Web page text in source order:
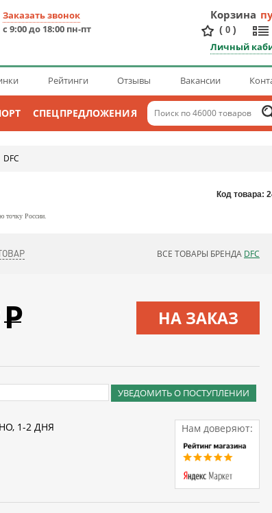
Заказать звонок
с 9:00 до 18:00 пн-пт
Корзина
( 0 )
Личный
Рейтинги Отзывы Вакансии
СПЕЦПРЕДЛОЖЕНИЯ
DFC
Код товара:
точку России.
К СРАВНЕНИЮ ОБНОВЛЯЮ
ВСЕ ТОВАРЫ БРЕНДА DFC
Р НА ЗАКАЗ
УВЕДОМИТЬ О ПОСТУПЛЕНИИ
1-2 ДНЯ
Нам доверяют: